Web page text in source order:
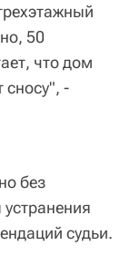
50
что дом
сносу", -
без
судьи.